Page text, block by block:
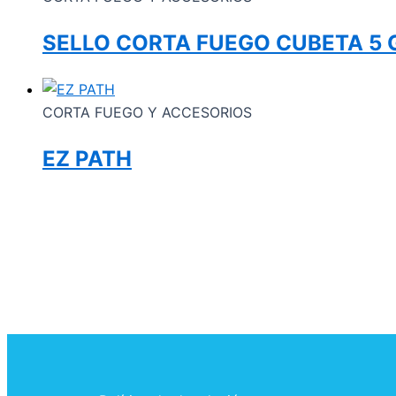
SELLO CORTA FUEGO CUBETA 5
CORTA FUEGO Y ACCESORIOS
EZ PATH